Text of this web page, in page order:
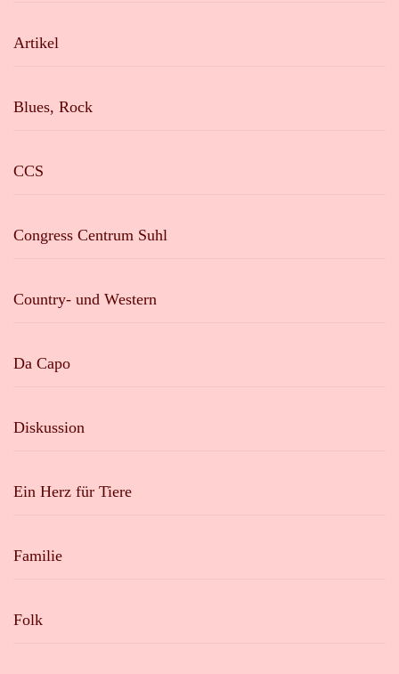
Artikel
Blues, Rock
CCS
Congress Centrum Suhl
Country- und Western
Da Capo
Diskussion
Ein Herz für Tiere
Familie
Folk